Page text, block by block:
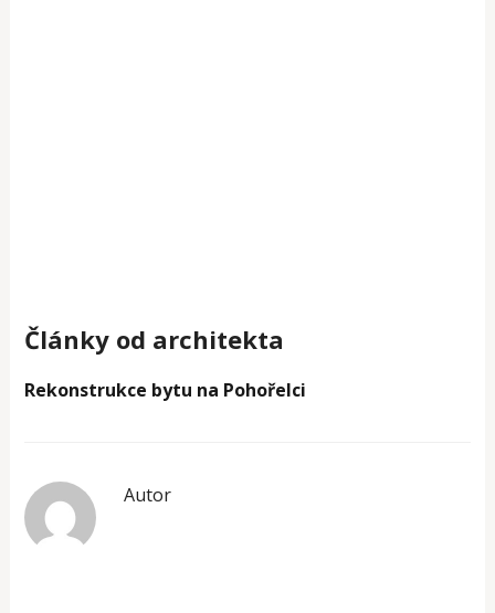
Články od architekta
Rekonstrukce bytu na Pohořelci
Autor